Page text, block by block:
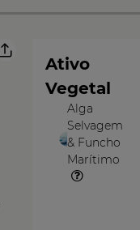
Ativo
Vegetal
O
Vegetal
Alga
Selvagem
& Funcho
Marítimo